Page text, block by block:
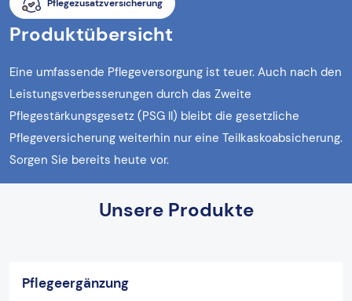
Pflegezusatzversicherung
Produktübersicht
Eine umfassende Pflegeversorgung ist teuer. Auch nach den
Leistungsverbesserungen durch das Zweite
Pflegestärkungsgesetz (PSG II) bleibt die gesetzliche
Pflegeversicherung weiterhin nur eine Teilkaskoabsicherung.
Sorgen Sie bereits heute vor.
Unsere Produkte
Pflegeergänzung